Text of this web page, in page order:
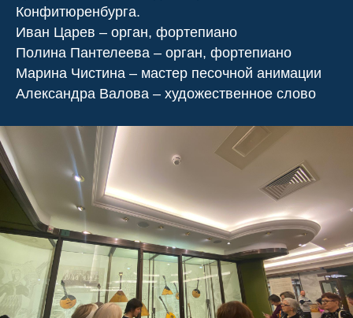
Конфитюренбурга.
Иван Царев – орган, фортепиано
Полина Пантелеева – орган, фортепиано
Марина Чистина – мастер песочной анимации
Александра Валова – художественное слово